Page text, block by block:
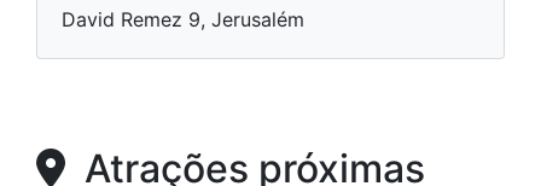
David Remez 9, Jerusalém
Atrações próximas